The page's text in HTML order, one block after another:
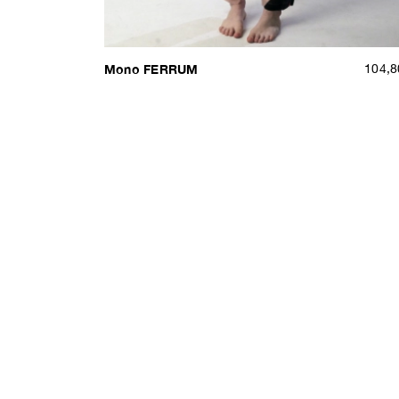
Mono FERRUM